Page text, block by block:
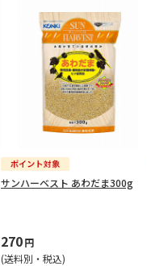
サンハーベスト あわだま300g
270円
(送料別・税込)